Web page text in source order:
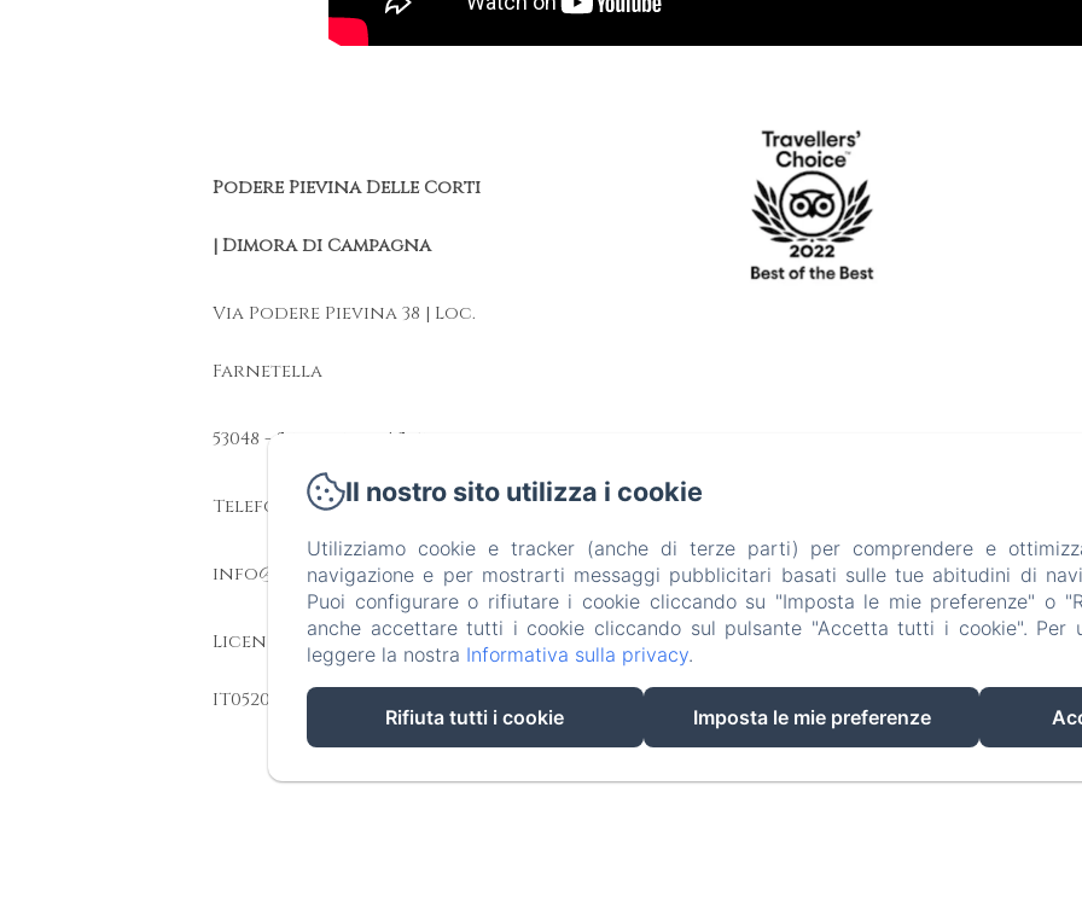
Podere Pievina Delle Corti
| Dimora di Campagna
Via Podere Pievina 38 | Loc.
Farnetella
53048 - Sinalunga | Siena
Telefono: +39 347 139 0581
info@poderepievina.it
Licenza CIN:
IT052033C2GODTUY36
Funziona con Amenitiz
Il nostro sito utilizza i cookie
Utilizziamo cookie e tracker (anche di terze parti) per comprendere e
navigazione e per mostrarti messaggi pubblicitari basati sulle tue abitudini di
Puoi configurare o rifiutare i cookie cliccando su "Imposta le mie preferenze" o
anche accettare tutti i cookie cliccando sul pulsante "Accetta tutti i cookie". Per
leggere la nostra Informativa sulla privacy.
Rifiuta tutti i cookie Imposta le mie preferenze